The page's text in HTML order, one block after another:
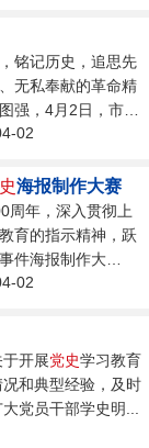
铭记历史，追思先
无私奉献的革命精
强，4月2日，市交
导干部赴华北军区
02
海报制作大赛
周年，深入贯彻上
育的指示精神，跃
件海报制作大
02
开展党史学习教育
和典型经验，及时
党员干部学史明...